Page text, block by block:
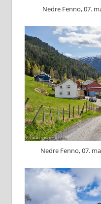
Nedre Fenno, 07.
Nedre Fenno, 07.